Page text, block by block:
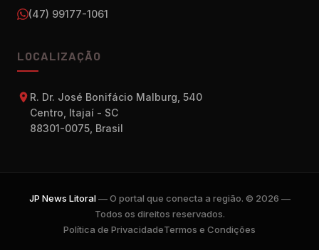
(47) 99177-1061
LOCALIZAÇÃO
R. Dr. José Bonifácio Malburg, 540
Centro, Itajaí - SC
88301-0075, Brasil
JP News Litoral— O portal que conecta a região. © 2026 —
Todos os direitos reservados.
Política de PrivacidadeTermos e Condições